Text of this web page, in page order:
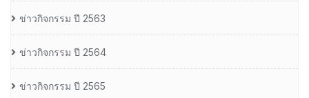
ข่าวกิจกรรม ปี 2563
ข่าวกิจกรรม ปี 2564
ข่าวกิจกรรม ปี 2565